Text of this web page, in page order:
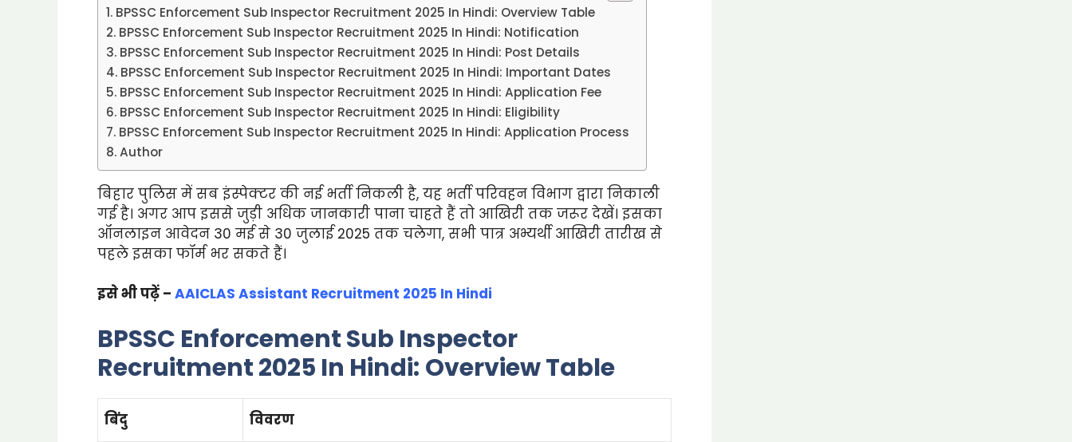
BPSSC Enforcement Sub Inspector Recruitment 2025 In Hindi: Overview Table
BPSSC Enforcement Sub Inspector Recruitment 2025 In Hindi: Notification
BPSSC Enforcement Sub Inspector Recruitment 2025 In Hindi: Post Details
BPSSC Enforcement Sub Inspector Recruitment 2025 In Hindi: Important Dates
BPSSC Enforcement Sub Inspector Recruitment 2025 In Hindi: Application Fee
BPSSC Enforcement Sub Inspector Recruitment 2025 In Hindi: Eligibility
BPSSC Enforcement Sub Inspector Recruitment 2025 In Hindi: Application Process
Author
बिहार पुलिस में सब इंस्पेक्टर की नई भर्ती निकली है, यह भर्ती परिवहन विभाग द्वारा निकाली
गई है। अगर आप इससे जुड़ी अधिक जानकारी पाना चाहते हैं तो आखिरी तक जरूर देखें। इसका
ऑनलाइन आवेदन 30 मई से 30 जुलाई 2025 तक चलेगा, सभी पात्र अभ्यर्थी आखिरी तारीख से
पहले इसका फॉर्म भर सकते हैं।
इसे भी पढ़ें – AAICLAS Assistant Recruitment 2025 In Hindi
BPSSC Enforcement Sub Inspector
Recruitment 2025 In Hindi: Overview Table
बिंदु विवरण